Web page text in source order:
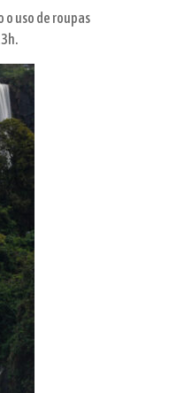
uso de roupas